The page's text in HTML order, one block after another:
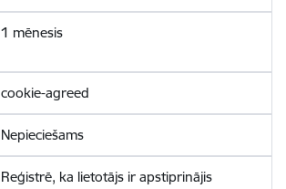
1 mēnesis
cookie-agreed
Nepieciešams
Reģistrē, ka lietotājs ir apstiprinājis